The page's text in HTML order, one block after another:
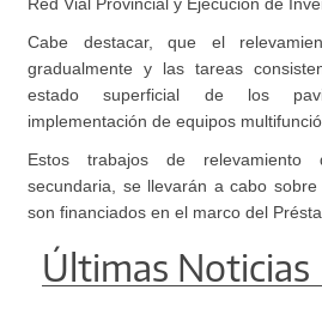
Cabe destacar, que el
gradualmente y las tareas
estado superficial de los
implementación de equipos
Estos trabajos de
secundaria, se llevarán a cabo
son financiados en el marco del
Últimas Noticias